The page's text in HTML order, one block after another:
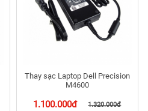
Thay sạc Laptop Dell Precision
M4600
1.100.000đ 1.320.000đ